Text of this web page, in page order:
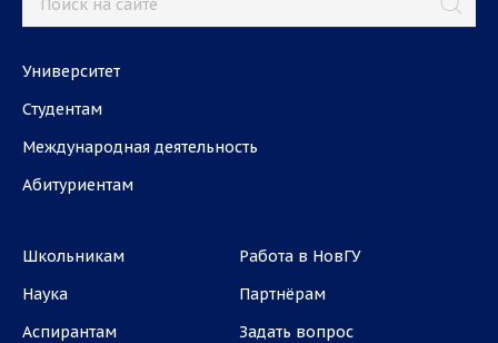
Университет
Студентам
Международная деятельность
Абитуриентам
Школьникам
Наука
Аспирантам
Работа в НовГУ
Партнёрам
Задать вопрос